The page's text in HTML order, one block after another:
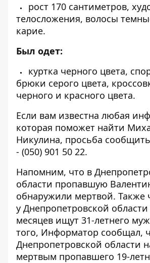
рост 170 сантиметров,
телосложения, волосы
карие.
Был одет:
куртка черного цвета,
брюки серого цвета,
черного и красного цвета.
Если вам известна любая
которая поможет найти
Никулина, просьба
- (050) 901 50 22.
Напомним, что в
области пропавшую
обнаружили мертвой. Также
у Днепропетровской области
месяцев ищут 31-летнего
того, Информатор сообщал,
Днепропетровской области
мертвым пропавшего 19-